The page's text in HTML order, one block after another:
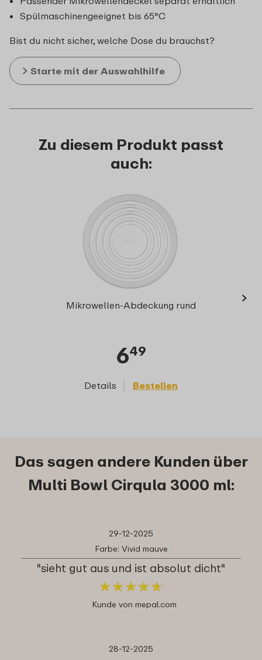
Spülmaschinengeeignet bis 65°C
Bist du nicht sicher, welche Dose du brauchst?
Starte mit der Auswahlhilfe
Zu diesem Produkt passt
auch:
Mikrowellen-Abdeckung rund
649
Details Bestellen
›
Das sagen andere Kunden über
Multi Bowl Cirqula 3000 ml:
29-12-2025
Farbe: Vivid mauve
"sieht gut aus und ist absolut dicht"
★★★★★
★★★★★
Kunde von mepal.com
28-12-2025